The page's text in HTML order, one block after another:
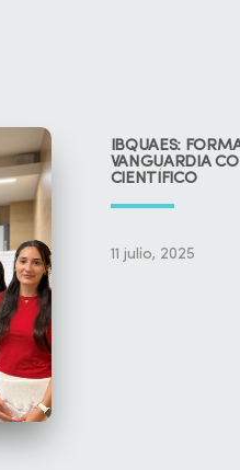
IBQUAES:
VANGUARDIA
CIENTÍFICO
11 julio, 2025